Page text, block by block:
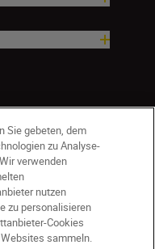
Sie gebeten, dem
zu Analyse-
verwenden
nutzen
zu personalisieren
Cookies
sammeln.